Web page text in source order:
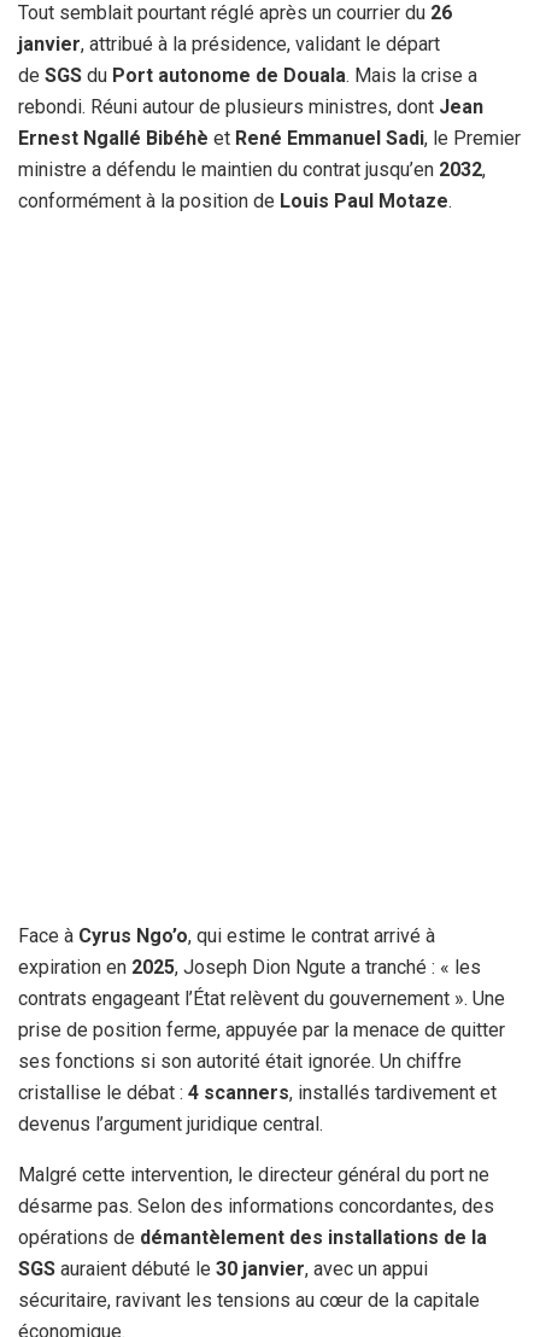
Tout semblait pourtant réglé après un courrier du 26
janvier, attribué à la présidence, validant le départ
de SGS du Port autonome de Douala. Mais la crise a
rebondi. Réuni autour de plusieurs ministres, dont Jean
Ernest Ngallé Bibéhè et René Emmanuel Sadi, le Premier
ministre a défendu le maintien du contrat jusqu’en 2032,
conformément à la position de Louis Paul Motaze.
Face à Cyrus Ngo’o, qui estime le contrat arrivé à
expiration en 2025, Joseph Dion Ngute a tranché : « les
contrats engageant l’État relèvent du gouvernement ». Une
prise de position ferme, appuyée par la menace de quitter
ses fonctions si son autorité était ignorée. Un chiffre
cristallise le débat : 4 scanners, installés tardivement et
devenus l’argument juridique central.
Malgré cette intervention, le directeur général du port ne
désarme pas. Selon des informations concordantes, des
opérations de démantèlement des installations de la
SGS auraient débuté le 30 janvier, avec un appui
sécuritaire, ravivant les tensions au cœur de la capitale
économique.